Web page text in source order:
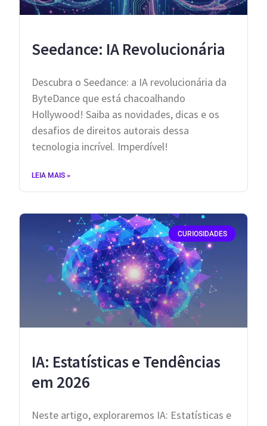
Seedance: IA Revolucionária
Descubra o Seedance: a IA revolucionária da
ByteDance que está chacoalhando
Hollywood! Saiba as novidades, dicas e os
desafios de direitos autorais dessa
tecnologia incrível. Imperdível!
LEIA MAIS »
CURIOSIDADES
IA: Estatísticas e Tendências
em 2026
Neste artigo, exploraremos IA: Estatísticas e